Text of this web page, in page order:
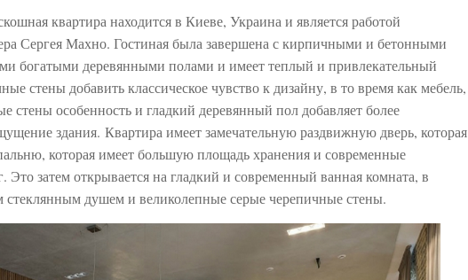
квартира находится в Киеве, Украина и является работой
Сергея Махно. Гостиная была завершена с кирпичными и бетонными
богатыми деревянными полами и имеет теплый и привлекательный
стены добавить классическое чувство к дизайну, в то время как мебель,
стены особенность и гладкий деревянный пол добавляет более
здания. Квартира имеет замечательную раздвижную дверь, которая
которая имеет большую площадь хранения и современные
Это затем открывается на гладкий и современный ванная комната, в
стеклянным душем и великолепные серые черепичные стены.